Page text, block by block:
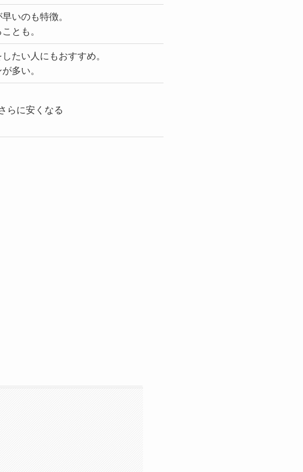
いのも特徴。
とも。
たい人にもおすすめ。
多い。
らに安くなる